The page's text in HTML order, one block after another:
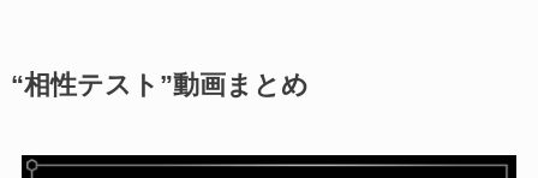
“相性テスト”動画まとめ